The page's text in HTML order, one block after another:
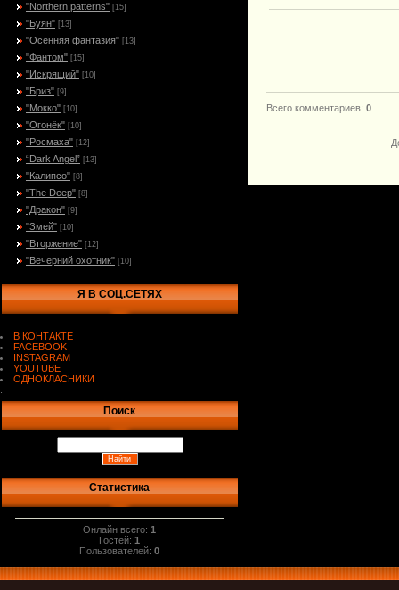
"Northern patterns" [15]
"Буян" [13]
"Осенняя фантазия" [13]
"Фантом" [15]
"Искрящий" [10]
"Бриз" [9]
"Мокко" [10]
"Огонёк" [10]
"Росмаха" [12]
“Dark Angel” [13]
"Калипсо" [8]
"The Deep" [8]
"Дракон" [9]
"Змей" [10]
"Вторжение" [12]
"Вечерний охотник" [10]
Я В СОЦ.СЕТЯХ
В КОНТАКТЕ
FACEBOOK
INSTAGRAM
YOUTUBE
ОДНОКЛАСНИКИ
Поиск
Статистика
Онлайн всего:1
Гостей:1
Пользователей:0
Всего комментариев: 0